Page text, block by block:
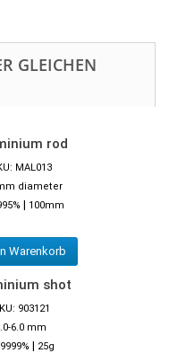
GLEICHEN
rod
MAL013
diameter
| 100mm
Warenkorb
shot
903121
6.0 mm
| 25g